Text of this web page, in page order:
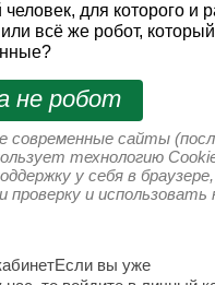
для которого и
всё же робот, который
не робот
современные сайты
технологию
у себя в
и использовать
вы уже